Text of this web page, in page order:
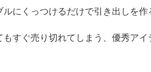
ルにくっつけるだけで引き出しを
もすぐ売り切れてしまう、優秀アイ